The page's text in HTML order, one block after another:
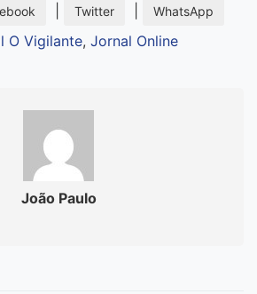
Twitter WhatsApp
O Vigilante, Jornal Online
João Paulo